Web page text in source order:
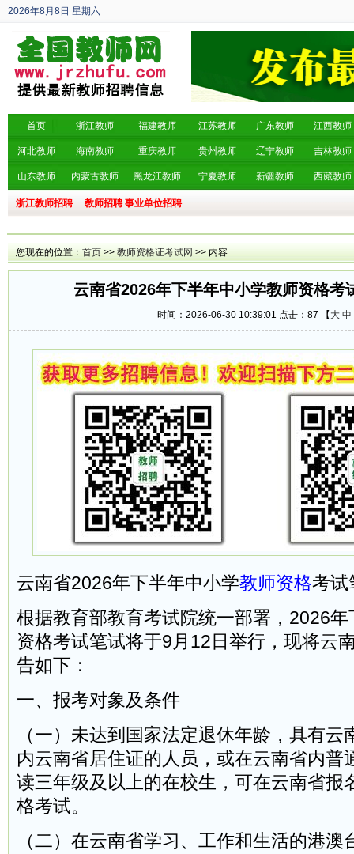
2026年8月8日 星期六
丙午年 六月廿六
首页 浙江教师 福建教师 江苏教师 广东教师 江西教师
河北教师 海南教师 重庆教师 贵州教师 辽宁教师 吉林教师
山东教师 内蒙古教师 黑龙江教师 宁夏教师 新疆教师 西藏教师
浙江教师招聘 教师招聘 事业单位招聘
您现在的位置： 首页 >> 教师资格证考试网 >> 内容
云南省2026年下半年中小学教师资格考
时间：2026-06-30 10:39:01 点击： 87 【 大 中
云南省2026年下半年中小学教师资格考试
根据教育部教育考试院统一部署，2026
资格考试笔试将于9月12日举行，现将云
告如下：
一、报考对象及条件
（一）未达到国家法定退休年龄，具有
内云南省居住证的人员，或在云南省内普
读三年级及以上的在校生，可在云南省报
格考试。
（二）在云南省学习、工作和生活的港